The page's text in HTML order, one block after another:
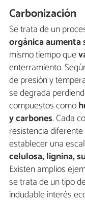
Carbonización
Se trata de un
orgánica
mismo tiempo que
enterramiento.
de presión y
se degrada
compuestos como
y carbones. Cada
resistencia
establecer una
celulosa, lignina,
Existen amplios
se trata de un tipo
indudable interés